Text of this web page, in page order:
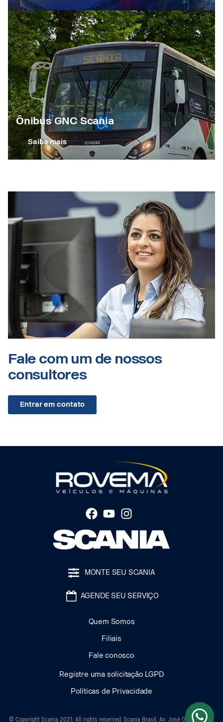
Ônibus GNC Scania
Saiba mais
Fale com um de nossos
consultores
Entrar em contato
MONTE SEU SCANIA
AGENDE SEU SERVIÇO
Quem Somos
Filiais
Fale conosco
Registre uma solicitação LGPD
Políticas de Privacidade
© Copyright Scania 2021. All rights reserved. Scania Brasil, Av. José Odorizzi, 151